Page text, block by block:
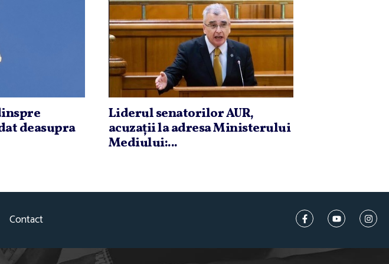
deasupra
Liderul senatorilor AUR,
acuzaţii la adresa Ministerului
Mediului:...
Contact